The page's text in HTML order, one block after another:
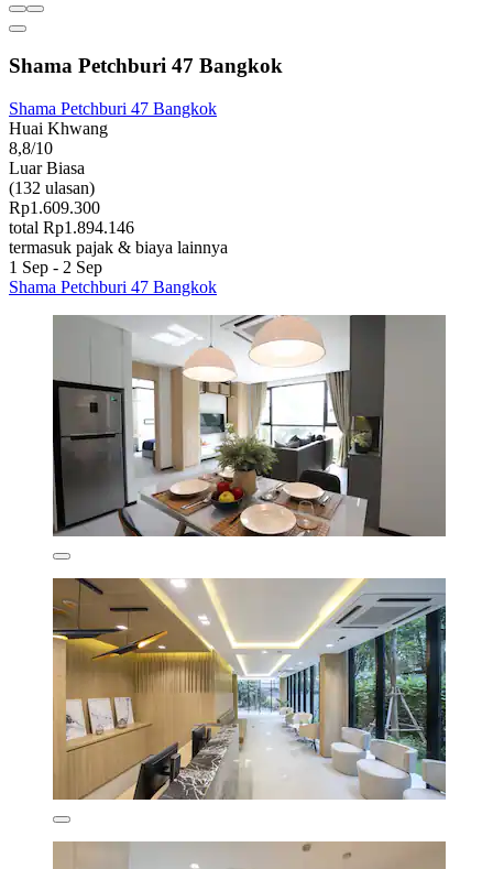
Shama Petchburi 47 Bangkok
Shama Petchburi 47 Bangkok
Huai Khwang
8,8/10
Luar Biasa
(132 ulasan)
Rp1.609.300
total Rp1.894.146
termasuk pajak & biaya lainnya
1 Sep - 2 Sep
Shama Petchburi 47 Bangkok